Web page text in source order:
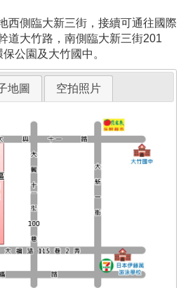
西側臨大新三街，接續可通往國際
道大竹路，南側臨大新三街201
公園及大竹國中。
地圖 空拍照片